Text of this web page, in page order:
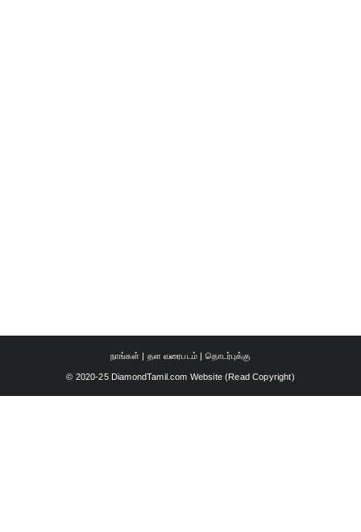
நாங்கள் | தள வரைபடம் | தொடர்புக்கு
© 2020-25 DiamondTamil.com Website (Read Copyright)